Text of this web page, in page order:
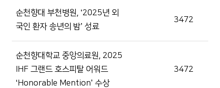
순천향대 부천병원, ‘2025년 외
국인 환자 송년의 밤’ 성료
3472
순천향대학교 중앙의료원, 2025
IHF 그랜드 호스피탈 어워드
‘Honorable Mention’ 수상
3472